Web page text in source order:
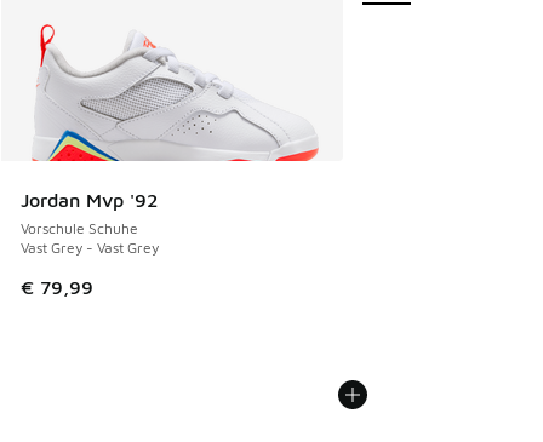
Jordan Mvp '92
Vorschule Schuhe
Vast Grey - Vast Grey
€ 79,99